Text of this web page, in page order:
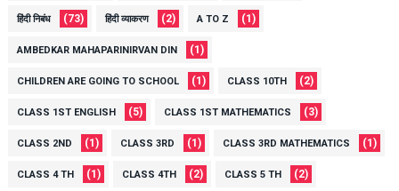
हिंदी निबंध (73) हिंदी व्याकरण (2) A TO Z (1)
AMBEDKAR MAHAPARINIRVAN DIN (1)
CHILDREN ARE GOING TO SCHOOL (1) CLASS 10TH (2)
CLASS 1ST ENGLISH (5) CLASS 1ST MATHEMATICS (3)
CLASS 2ND (1) CLASS 3RD (1) CLASS 3RD MATHEMATICS (1)
CLASS 4 TH (1) CLASS 4TH (2) CLASS 5 TH (2)